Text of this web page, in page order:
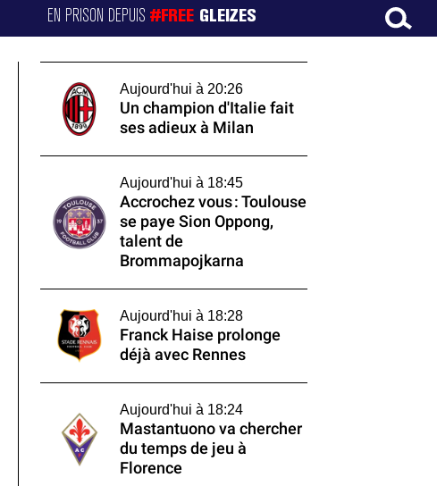
EN PRISON DEPUIS#FREE GLEIZES
Aujourd'hui à 20:26
Un champion d'Italie fait
ses adieux à Milan
Aujourd'hui à 18:45
Accrochez vous : Toulouse
se paye Sion Oppong,
talent de
Brommapojkarna
Aujourd'hui à 18:28
Franck Haise prolonge
déjà avec Rennes
Aujourd'hui à 18:24
Mastantuono va chercher
du temps de jeu à
Florence